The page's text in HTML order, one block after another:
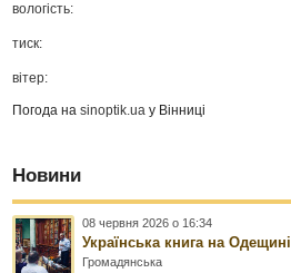
вологість:
тиск:
вітер:
Погода наsinoptik.ua у Вінниці
Новини
08 червня 2026 о 16:34
Українська книга на Одещині
Громадянська